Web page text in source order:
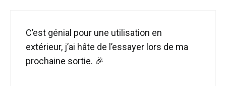
C’est génial pour une utilisation en
extérieur, j’ai hâte de l’essayer lors de ma
prochaine sortie. 🎉